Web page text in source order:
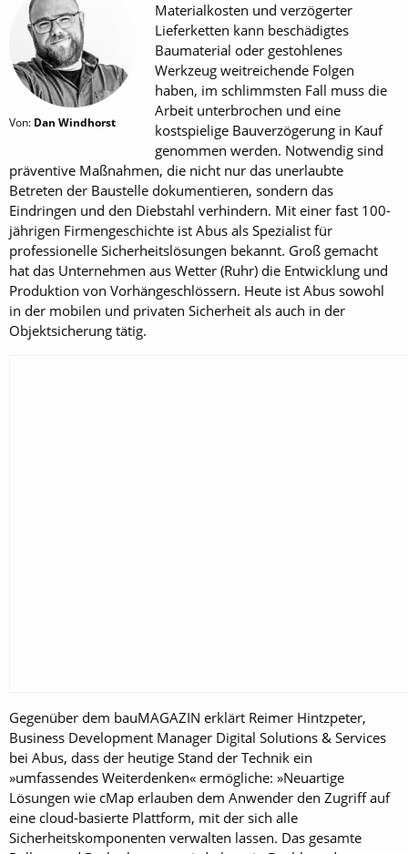
Von: Dan Windhorst
Materialkosten und verzögerter
Lieferketten kann beschädigtes
Baumaterial oder gestohlenes
Werkzeug weitreichende Folgen
haben, im schlimmsten Fall muss die
Arbeit unterbrochen und eine
kostspielige Bauverzögerung in Kauf
genommen werden. Notwendig sind
präventive Maßnahmen, die nicht nur das unerlaubte
Betreten der Baustelle dokumentieren, sondern das
Eindringen und den Diebstahl verhindern. Mit einer fast 100-
jährigen Firmengeschichte ist Abus als Spezialist für
professionelle Sicherheitslösungen bekannt. Groß gemacht
hat das Unternehmen aus Wetter (Ruhr) die Entwicklung und
Produktion von Vorhängeschlössern. Heute ist Abus sowohl
in der mobilen und privaten Sicherheit als auch in der
Objektsicherung tätig.
Gegenüber dem bauMAGAZIN erklärt Reimer Hintzpeter,
Business Development Manager Digital Solutions & Services
bei Abus, dass der heutige Stand der Technik ein
»umfassendes Weiterdenken« ermögliche: »Neuartige
Lösungen wie cMap erlauben dem Anwender den Zugriff auf
eine cloud-basierte Plattform, mit der sich alle
Sicherheitskomponenten verwalten lassen. Das gesamte